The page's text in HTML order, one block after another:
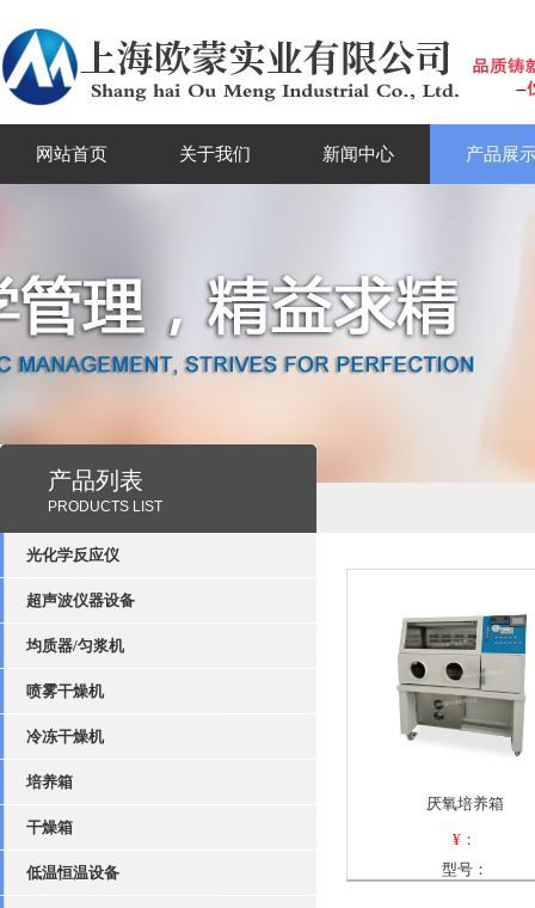
网站首页 关于我们 新闻中心 产品展
产品列表
PRODUCTS LIST
光化学反应仪
超声波仪器设备
均质器/匀浆机
喷雾干燥机
冷冻干燥机
培养箱
干燥箱
低温恒温设备
厌氧培养箱
¥：
型号：